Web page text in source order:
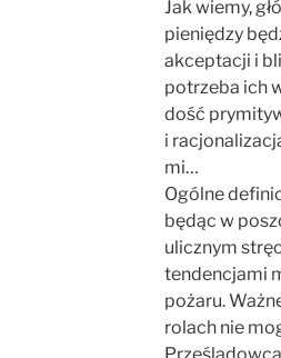
Jak wiemy,
pieniędzy
akceptacji i
potrzeba ich
dość
i
mi…
Ogólne
będąc w
ulicznym
tendencjami
pożaru.
rolach nie